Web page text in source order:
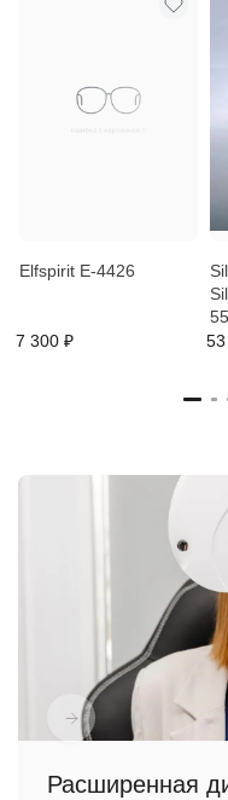
Elfspirit E-4426
7 300 ₽
Расширенная